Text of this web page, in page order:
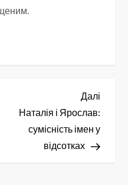
запис
Далі
Наталія і Ярослав:
сумісність імен у
відсотках